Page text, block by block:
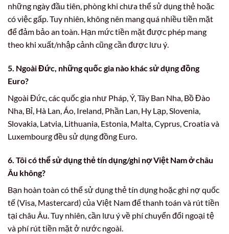
những ngày đầu tiên, phòng khi chưa thể sử dụng thẻ hoặc
có việc gấp. Tuy nhiên, không nên mang quá nhiều tiền mặt
để đảm bảo an toàn. Hạn mức tiền mặt được phép mang
theo khi xuất/nhập cảnh cũng cần được lưu ý.
5. Ngoài Đức, những quốc gia nào khác sử dụng đồng
Euro?
Ngoài Đức, các quốc gia như Pháp, Ý, Tây Ban Nha, Bồ Đào
Nha, Bỉ, Hà Lan, Áo, Ireland, Phần Lan, Hy Lạp, Slovenia,
Slovakia, Latvia, Lithuania, Estonia, Malta, Cyprus, Croatia và
Luxembourg đều sử dụng đồng Euro.
6. Tôi có thể sử dụng thẻ tín dụng/ghi nợ Việt Nam ở châu
Âu không?
Bạn hoàn toàn có thể sử dụng thẻ tín dụng hoặc ghi nợ quốc
tế (Visa, Mastercard) của Việt Nam để thanh toán và rút tiền
tại châu Âu. Tuy nhiên, cần lưu ý về phí chuyển đổi ngoại tệ
và phí rút tiền mặt ở nước ngoài.